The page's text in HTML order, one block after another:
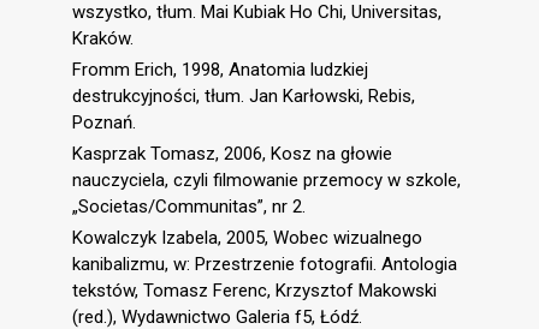
wszystko, tłum. Mai Kubiak Ho Chi, Universitas,
Kraków.
Fromm Erich, 1998, Anatomia ludzkiej
destrukcyjności, tłum. Jan Karłowski, Rebis,
Poznań.
Kasprzak Tomasz, 2006, Kosz na głowie
nauczyciela, czyli filmowanie przemocy w szkole,
„Societas/Communitas”, nr 2.
Kowalczyk Izabela, 2005, Wobec wizualnego
kanibalizmu, w: Przestrzenie fotografii. Antologia
tekstów, Tomasz Ferenc, Krzysztof Makowski
(red.), Wydawnictwo Galeria f5, Łódź.